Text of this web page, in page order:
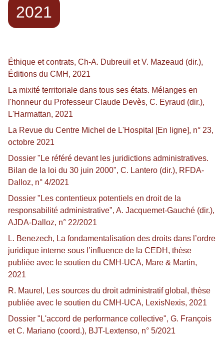
2021
Éthique et contrats, Ch-A. Dubreuil et V. Mazeaud (dir.),
Éditions du CMH, 2021
La mixité territoriale dans tous ses états. Mélanges en
l'honneur du Professeur Claude Devès, C. Eyraud (dir.),
L'Harmattan, 2021
La Revue du Centre Michel de L'Hospital [En ligne], n° 23,
octobre 2021
Dossier "Le référé devant les juridictions administratives.
Bilan de la loi du 30 juin 2000", C. Lantero (dir.), RFDA-
Dalloz, n° 4/2021
Dossier "Les contentieux potentiels en droit de la
responsabilité administrative", A. Jacquemet-Gauché (dir.),
AJDA-Dalloz, n° 22/2021
L. Benezech, La fondamentalisation des droits dans l’ordre
juridique interne sous l’influence de la CEDH, thèse
publiée avec le soutien du CMH-UCA, Mare & Martin,
2021
R. Maurel, Les sources du droit administratif global, thèse
publiée avec le soutien du CMH-UCA, LexisNexis, 2021
Dossier "L'accord de performance collective", G. François
et C. Mariano (coord.), BJT-Lextenso, n° 5/2021